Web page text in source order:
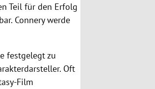
Teil für den Erfolg
Connery werde
festgelegt zu
Oft
Film